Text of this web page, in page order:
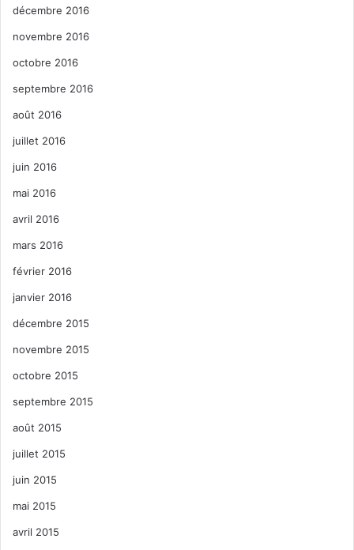
décembre 2016
novembre 2016
octobre 2016
septembre 2016
août 2016
juillet 2016
juin 2016
mai 2016
avril 2016
mars 2016
février 2016
janvier 2016
décembre 2015
novembre 2015
octobre 2015
septembre 2015
août 2015
juillet 2015
juin 2015
mai 2015
avril 2015